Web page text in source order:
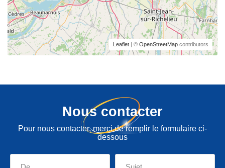
Leaflet | © OpenStreetMap contributors
Nous contacter
Pour nous contacter, merci de remplir le formulaire ci-
dessous